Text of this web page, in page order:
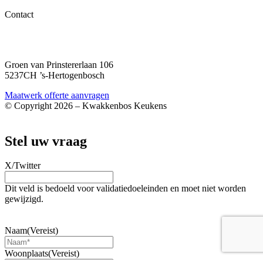
Contact
Groen van Prinstererlaan 106
5237CH ’s-Hertogenbosch
Maatwerk offerte aanvragen
© Copyright 2026 – Kwakkenbos Keukens
Stel uw vraag
X/Twitter
Dit veld is bedoeld voor validatiedoeleinden en moet niet worden
gewijzigd.
Naam(Vereist)
Woonplaats(Vereist)